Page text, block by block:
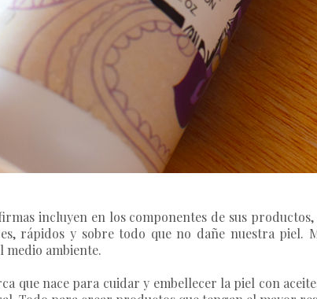
incluyen en los componentes de sus
rápidos y sobre todo que no dañe nuestra piel.
medio ambiente.
que nace para cuidar y embellecer la piel con